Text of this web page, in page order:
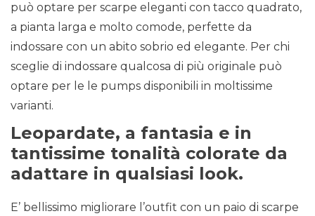
può optare per scarpe eleganti con tacco quadrato,
a pianta larga e molto comode, perfette da
indossare con un abito sobrio ed elegante. Per chi
sceglie di indossare qualcosa di più originale può
optare per le le pumps disponibili in moltissime
varianti.
Leopardate, a fantasia e in
tantissime tonalità colorate da
adattare in qualsiasi look.
E’ bellissimo migliorare l’outfit con un paio di scarpe